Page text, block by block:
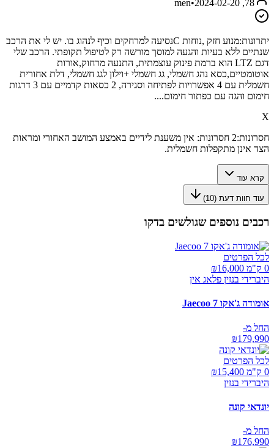
78, men
•2024-02-20
יתרונות:
מנוע חזק ,נוחות Cנסיעה למרחקים וכיף לנהוג בו. יש לי את הרכב
שנתיים ללא בעיות והגעה למוסך מורשה רק לטיפול תקופתי. הרכב שלי
דגם LTZ הוא ברמת פינוק עוצמתית, התנעה מרחוק,אורות
אוטומטיים,כסא נהג חשמלי, גג חשמלי +וילון לגג חשמלי, דלת אחורית
חשמלית עם 4 אפשרויות לפתיחה וסגירה, 2 כסאות קדמיים עם 3 דרגות
חימום והגה עם כפתור חימום....
X
חסרונות:
2 חסרונות: אין משענת לידיים באמצע המושב האחורי ומראות
הצד אינן מתקפלות חשמלית.
קרא עוד
עוד חוות דעת (10
)
רכבים נוספים שגולשים בדקו
לכל הפרטים
0 ק"מ ₪
16,000
היברידי בנזין פלאג אין
אומודה ג'אקו Jaecoo 7
החל מ-
₪179,990
לכל הפרטים
0 ק"מ ₪
15,400
היברידי בנזין
יונדאי קונה
החל מ-
₪176,990